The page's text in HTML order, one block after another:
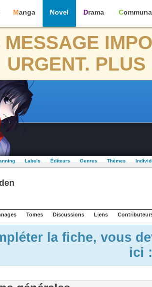
Manga Novel Drama
MESSAGE
URGENT.
Labels Éditeurs Genres Thèmes
Tomes Discussions Liens
la fiche, vous
ici